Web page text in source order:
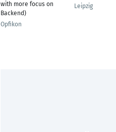
with more focus on
Backend)
Opfikon
Leipzig